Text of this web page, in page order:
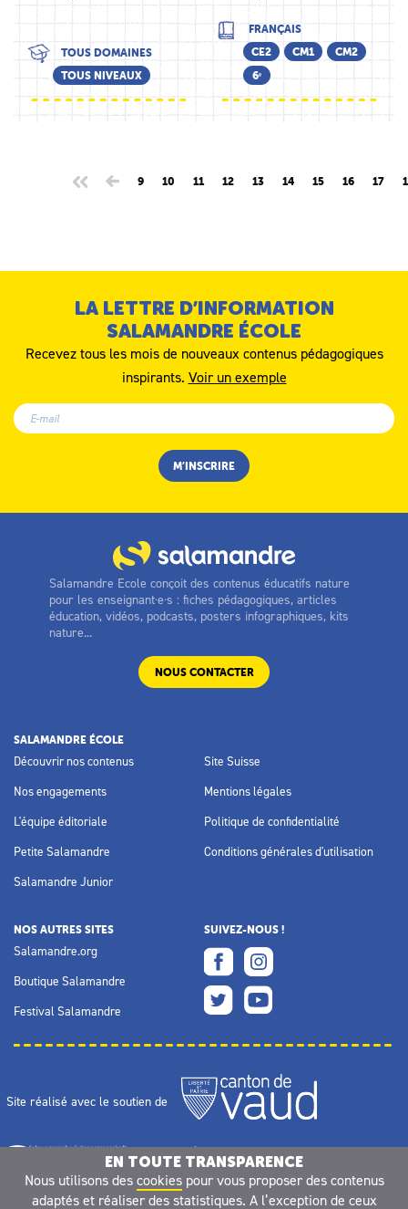
TOUS DOMAINES
TOUS NIVEAUX
FRANÇAIS
CE2
CM1
CM2
6ᵉ
9 10 11 12 13 14 15 16 17
LA LETTRE D’INFORMATION
SALAMANDRE ÉCOLE
Recevez tous les mois de nouveaux contenus pédagogiques
inspirants. Voir un exemple
Salamandre Ecole conçoit des contenus éducatifs nature
pour les enseignant·e·s : fiches pédagogiques, articles
éducation, vidéos, podcasts, posters infographiques, kits
nature...
NOUS CONTACTER
SALAMANDRE ÉCOLE
Découvrir nos contenus
Nos engagements
L'équipe éditoriale
Petite Salamandre
Salamandre Junior
Site Suisse
Mentions légales
Politique de confidentialité
Conditions générales d'utilisation
NOS AUTRES SITES
Salamandre.org
Boutique Salamandre
Festival Salamandre
SUIVEZ-NOUS !
Site réalisé avec le soutien de
EN TOUTE TRANSPARENCE
Nous utilisons des cookiespour vous proposer des contenus
adaptés et réaliser des statistiques. A l’exception de ceux